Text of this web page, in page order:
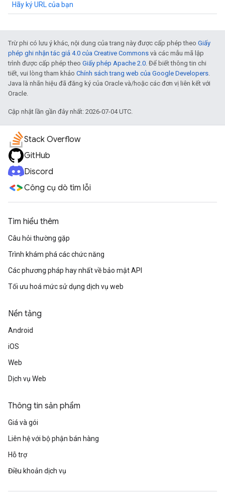
Hãy ký URL của bạn
Trừ phi có lưu ý khác, nội dung của trang này được cấp phép theo Giấy
phép ghi nhận tác giả 4.0 của Creative Commons và các mẫu mã lập
trình được cấp phép theo Giấy phép Apache 2.0. Để biết thông tin chi
tiết, vui lòng tham khảo Chính sách trang web của Google Developers.
Java là nhãn hiệu đã đăng ký của Oracle và/hoặc các đơn vị liên kết với
Oracle.
Cập nhật lần gần đây nhất: 2026-07-04 UTC.
Stack Overflow
GitHub
Discord
Công cụ dò tìm lỗi
Tìm hiểu thêm
Câu hỏi thường gặp
Trình khám phá các chức năng
Các phương pháp hay nhất về bảo mật API
Tối ưu hoá mức sử dụng dịch vụ web
Nền tảng
Android
iOS
Web
Dịch vụ Web
Thông tin sản phẩm
Giá và gói
Liên hệ với bộ phận bán hàng
Hỗ trợ
Điều khoản dịch vụ